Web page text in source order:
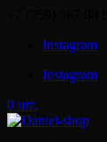
Instagram
Instagram
0 шт.